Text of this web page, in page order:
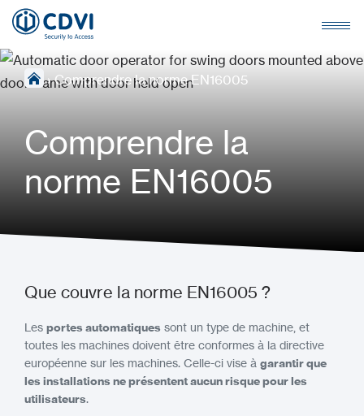
›Comprendre la norme EN16005
Comprendre la
norme EN16005
Que couvre la norme EN16005 ?
Les portes automatiques sont un type de machine, et
toutes les machines doivent être conformes à la directive
européenne sur les machines. Celle-ci vise à garantir que
les installations ne présentent aucun risque pour les
utilisateurs.